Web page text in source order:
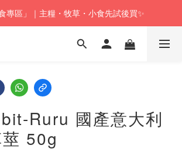
折實$350以上即可享本地包郵📦
專區」｜主糧・牧草・小食先試後買✨
折實$350以上即可享本地包郵📦
Ruru 國產意大利
50g